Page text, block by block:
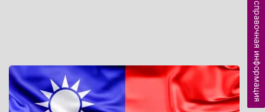
справочная информация